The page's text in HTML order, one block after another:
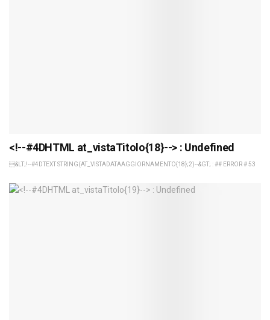
<!--#4DHTML at_vistaTitolo{18}--> : Undefined
&LT;!--#4DTEXT STRING(AT_VISTADATAAGGIORNAMENTO{18};2)--&GT; : ## ERROR # 53